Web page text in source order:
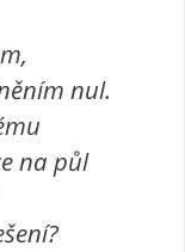
nul.
na půl